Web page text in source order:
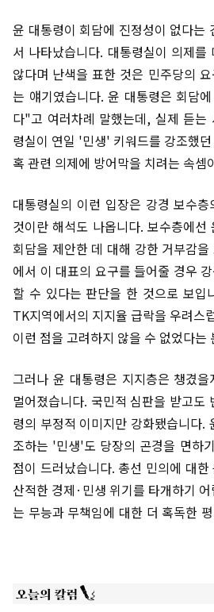
윤 대통령이 회담에 진정성이 없다는
서 나타났습니다. 대통령실이 의제를
않다며 난색을 표한 것은 민주당의
는 얘기였습니다. 윤 대통령은 회담
다"고 여러차례 말했는데, 실제 듣는
령실이 연일 '민생' 키워드를 강조했
혹 관련 의제에 방어막을 치려는 속셈
대통령실의 이런 입장은 강경 보수
것이란 해석도 나옵니다. 보수층에선
회담을 제안한 데 대해 강한 거부감
에서 이 대표의 요구를 들어줄 경우
할 수 있다는 판단을 한 것으로 보입
TK지역에서의 지지율 급락을 우려스
이런 점을 고려하지 않을 수 없었다는
그러나 윤 대통령은 지지층은 챙겼
멀어졌습니다. 국민적 심판을 받고도
령의 부정적 이미지만 강화됐습니다.
조하는 '민생'도 당장의 곤경을 면하
점이 드러났습니다. 총선 민의에 대
산적한 경제·민생 위기를 타개하기
는 무능과 무책임에 대한 더 혹독한